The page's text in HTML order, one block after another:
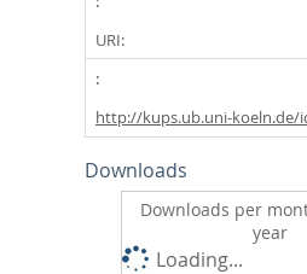
URI:
http://kups.ub.uni-koeln.de/
Downloads
Downloads per
year
Loading...